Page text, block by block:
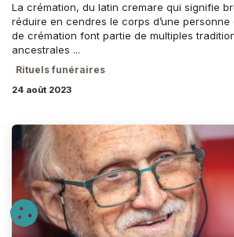
La crémation, du latin cremare qui signifie
réduire en cendres le corps d’une personne
de crémation font partie de multiples
ancestrales ...
Rituels funéraires
24 août 2023